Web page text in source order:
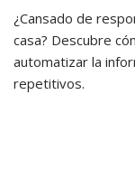
¿Cansado de
casa? Descubre
automatizar la
repetitivos.